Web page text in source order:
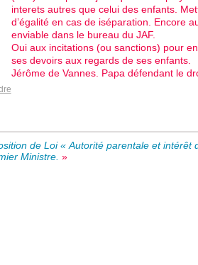
interets autres que celui des enfants.
d’égalité en cas de iséparation. Encore
enviable dans le bureau du JAF.
Oui aux incitations (ou sanctions) pour
ses devoirs aux regards de ses enfants.
Jérôme de Vannes. Papa défendant le
de Loi « Autorité parentale et intérêt
Ministre. »